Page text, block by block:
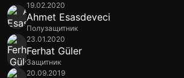
19.02.2020
Ahmet Esasdeveci
Полузащитник
23.01.2020
Ferhat Güler
Защитник
20.09.2019